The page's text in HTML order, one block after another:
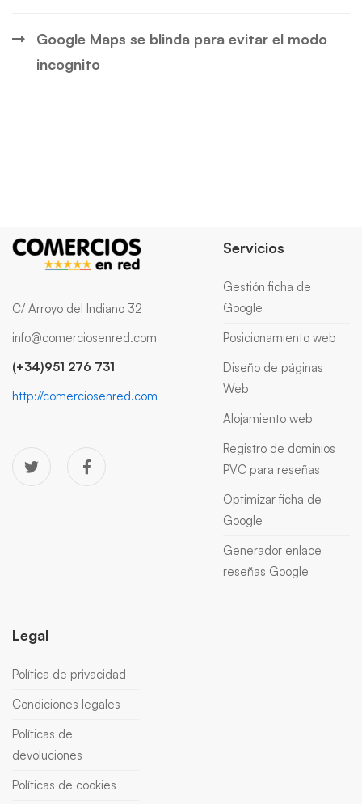
Google Maps se blinda para evitar el modo
incognito
C/ Arroyo del Indiano 32
info@comerciosenred.com
(+34)951 276 731
http://comerciosenred.com
Servicios
Gestión ficha de
Google
Posicionamiento web
Diseño de páginas
Web
Alojamiento web
Registro de dominios
PVC para reseñas
Optimizar ficha de
Google
Generador enlace
reseñas Google
Legal
Política de privacidad
Condiciones legales
Políticas de
devoluciones
Políticas de cookies